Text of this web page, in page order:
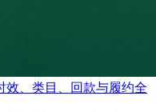
效、类目、回款与履约全